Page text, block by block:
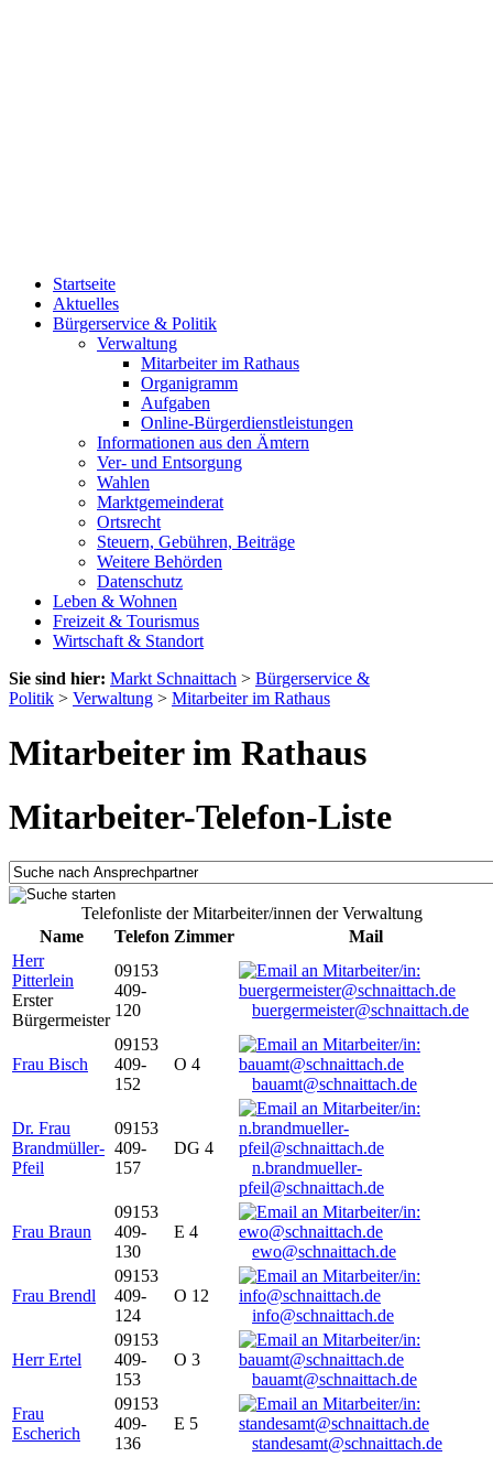
Startseite
Aktuelles
Bürgerservice & Politik
Verwaltung
Mitarbeiter im Rathaus
Organigramm
Aufgaben
Online-Bürgerdienstleistungen
Informationen aus den Ämtern
Ver- und Entsorgung
Wahlen
Marktgemeinderat
Ortsrecht
Steuern, Gebühren, Beiträge
Weitere Behörden
Datenschutz
Leben & Wohnen
Freizeit & Tourismus
Wirtschaft & Standort
Sie sind hier: Markt Schnaittach > Bürgerservice &
Politik > Verwaltung > Mitarbeiter im Rathaus
Mitarbeiter im Rathaus
Mitarbeiter-Telefon-Liste
Telefonliste der Mitarbeiter/innen der Verwaltung
Name
Telefon Zimmer
Mail
Herr
Pitterlein
Erster
Bürgermeister
09153
409-
120
buergermeister@schnaittach.de
Frau Bisch
09153
409-
152
O 4
bauamt@schnaittach.de
Dr. Frau
Brandmüller-
Pfeil
09153
409-
157
DG 4
n.brandmueller-
pfeil@schnaittach.de
Frau Braun
09153
409-
130
E 4
ewo@schnaittach.de
Frau Brendl
09153
409-
124
O 12
info@schnaittach.de
Herr Ertel
09153
409-
153
O 3
bauamt@schnaittach.de
Frau
Escherich
09153
409-
136
E 5
standesamt@schnaittach.de